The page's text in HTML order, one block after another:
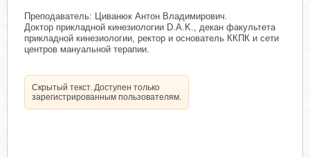
Преподаватель: Циванюк Антон Владимирович.
Доктор прикладной кинезиологии D.A.K., декан факультета
прикладной кинезиологии, ректор и основатель ККПК и сети
центров мануальной терапии.
Скрытый текст. Доступен только
зарегистрированным пользователям.